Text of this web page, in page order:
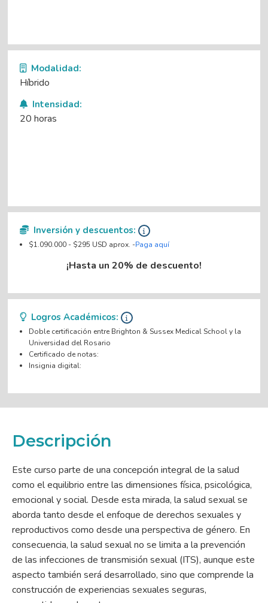
Modalidad:
Híbrido
Intensidad:
20 horas
Inversión y descuentos:
$1.090.000 - $295 USD aprox. -Paga aquí
¡Hasta un 20% de descuento!
Logros Académicos:
Doble certificación entre Brighton & Sussex Medical School y la
Universidad del Rosario
Certificado de notas:
Insignia digital:
Descripción
Este curso parte de una concepción integral de la salud
como el equilibrio entre las dimensiones física, psicológica,
emocional y social. Desde esta mirada, la salud sexual se
aborda tanto desde el enfoque de derechos sexuales y
reproductivos como desde una perspectiva de género. En
consecuencia, la salud sexual no se limita a la prevención
de las infecciones de transmisión sexual (ITS), aunque este
aspecto también será desarrollado, sino que comprende la
construcción de experiencias sexuales seguras,